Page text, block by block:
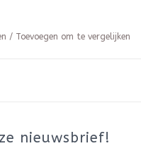
/ Toevoegen om te vergelijken
nieuwsbrief!